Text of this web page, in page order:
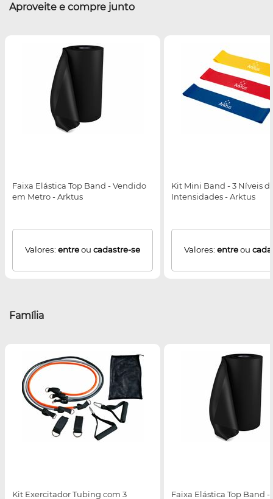
Aproveite e compre junto
Faixa Elástica Top Band - Vendido
em Metro - Arktus
Valores: entreou cadastre-se
Kit Mini Band - 3 Níveis
Intensidades - Arktus
Valores: entreou
Família
Kit Exercitador Tubing com 3
Faixa Elástica Top Band